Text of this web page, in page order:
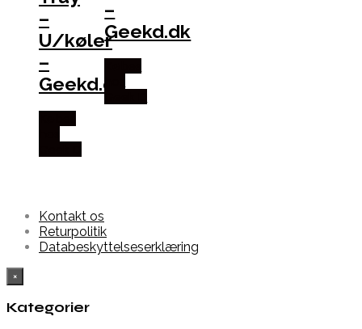
–
U/køler
–
Geekd.dk
–
Geekd.dk
Kontakt os
Returpolitik
Databeskyttelseserklæring
×
Kategorier